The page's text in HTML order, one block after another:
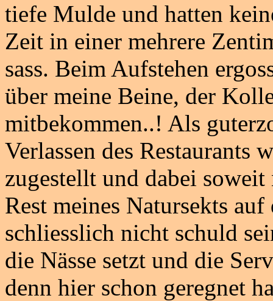
tiefe Mulde und hatten
Zeit in einer mehrere
sass. Beim Aufstehen
über meine Beine, der
mitbekommen..! Als
Verlassen des Restaurants
zugestellt und dabei
Rest meines Natursekts
schliesslich nicht schuld
die Nässe setzt und die
denn hier schon geregnet